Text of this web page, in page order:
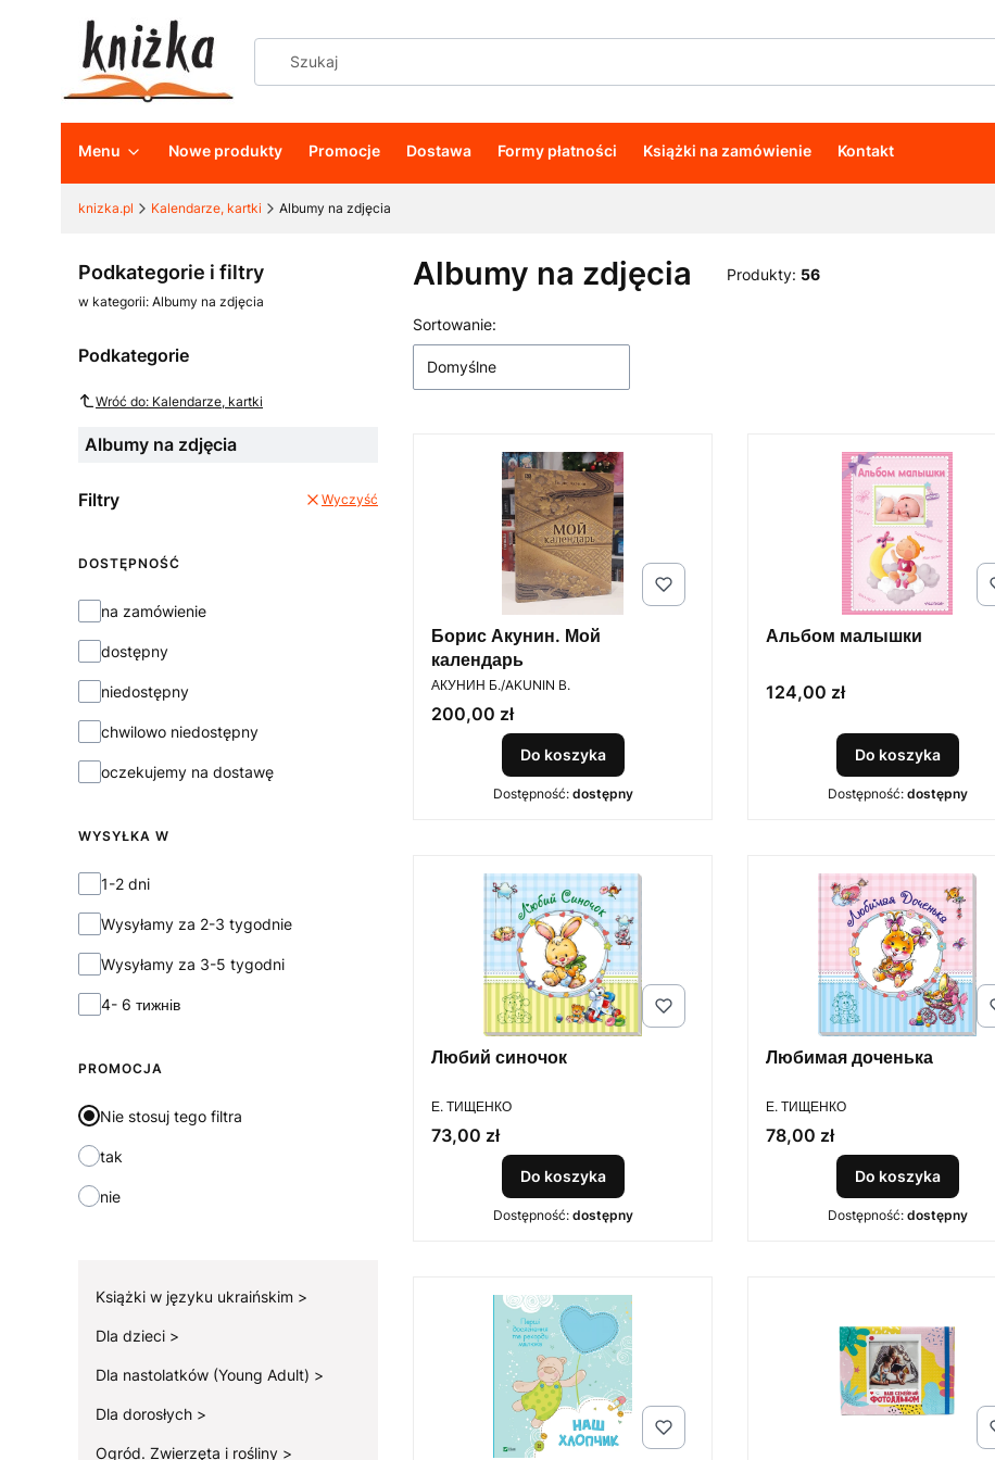
Menu Nowe produkty Promocje Dostawa Formy płatności Książki na zamówienie Kontakt
knizka.pl Kalendarze, kartki Albumy na zdjęcia
Podkategorie i filtry
w kategorii: Albumy na zdjęcia
Podkategorie
Wróć do: Kalendarze, kartki
Albumy na zdjęcia
Filtry Wyczyść
DOSTĘPNOŚĆ
Dostępność
na zamówienie
dostępny
niedostępny
chwilowo niedostępny
oczekujemy na dostawę
WYSYŁKA W
Wysyłka w
1-2 dni
Wysyłamy za 2-3 tygodnie
Wysyłamy za 3-5 tygodni
4- 6 тижнів
PROMOCJA
Nie stosuj tego filtra
tak
nie
Książki w języku ukraińskim
Dla dzieci
Dla nastolatków (Young Adult)
Dla dorosłych
Ogród. Zwierzęta i rośliny
Albumy na zdjęcia Produkty: 56
Lista produktów
Sortowanie:
Domyślne
Борис Акунин. Мой
календарь
PRODUCENT
АКУНИН Б./AKUNIN B.
Cena
200,00 zł
Do koszyka
Dostępność: dostępny
Альбом малышки
Cena
124,00 zł
Do koszyka
Dostępność: dostępny
Любий синочок
PRODUCENT
Е. ТИЩЕНКО
Cena
73,00 zł
Do koszyka
Dostępność: dostępny
Любимая доченька
PRODUCENT
Е. ТИЩЕНКО
Cena
78,00 zł
Do koszyka
Dostępność: dostępny